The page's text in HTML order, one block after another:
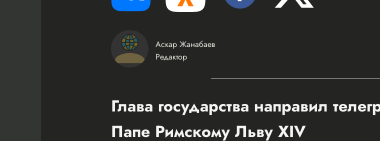
Аскар Жанабаев
Редактор
Глава государства направил
Папе Римскому Льву XIV